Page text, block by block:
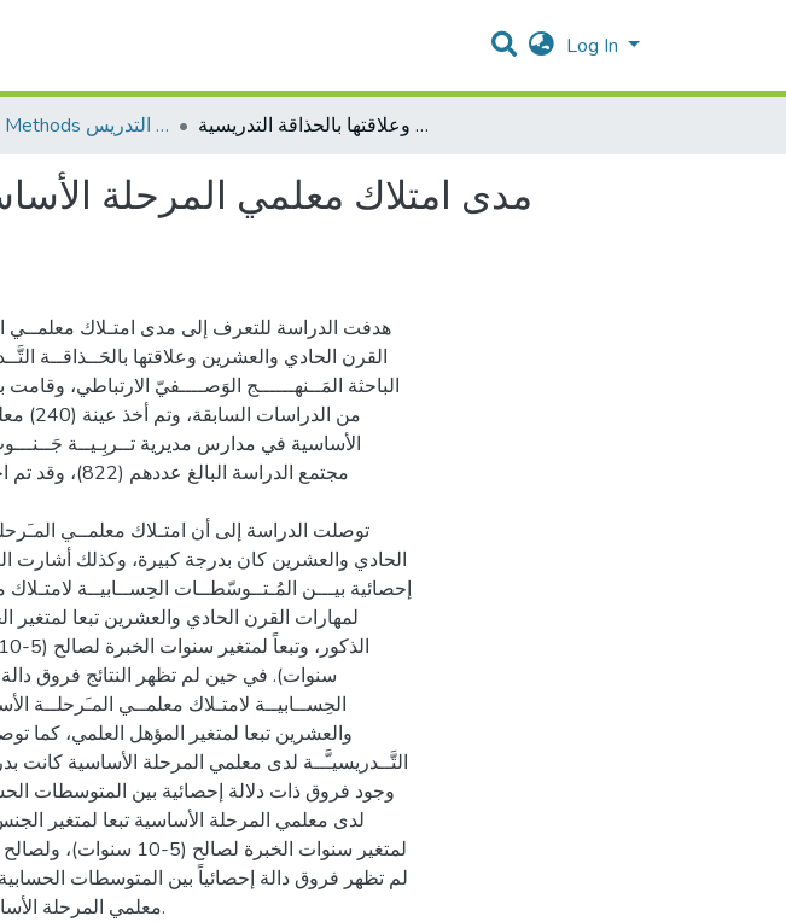
Log In
Teaching Methods أساليب التدريس مدى امتلاك معلمي المرحلة الأساسية مهارات القرن الحادي والعشرين وعلاقتها بالحذاقة التدريسية
مدى امتلاك معلمي المرحلة
هدفت الدراسة للتعرف إلى مدى امتـلاك معلمــي
القرن الحادي والعشرين وعلاقتها بالحَــذاقــة
الباحثة المَــنهــــــج الوَصــــفيّ الارتباطي،
من
مجتمع الدراسة
توصلت الدراسة إلى أن امتـلاك معلمــي
الحادي والعشرين كان بدرجة كبيرة، وكذلك أشارت
إحصائية بيـــن المُـتــوسّطــات الحِســابيــة
لمهارات القرن الحادي والعشرين تبعا
سنوات). في حين لم تظهر النتائج فروق دالة
الحِســابيــة لامتـلاك معلمــي المـَرحلــة
والعشرين تبعا لمتغير المؤهل العلمي، كما
التَّــدريسيـَّــة لدى معلمي المرحلة الأساسية كانت
وجود فروق ذات دلالة إحصائية بين المتوسطات
لدى معلمي المرحلة الأساسية تبعا لمتغير
لم تظهر فروق دالة إحصائياً بين المتوسطات الحسابية
معلمي المرحلة